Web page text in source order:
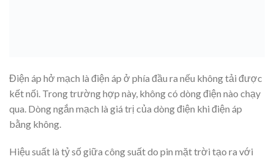
Điện áp hở mạch là điện áp ở phía đầu ra nếu không tải được
kết nối. Trong trường hợp này, không có dòng điện nào chạy
qua. Dòng ngắn mạch là giá trị của dòng điện khi điện áp
bằng không.
Hiệu suất là tỷ số giữa công suất do pin mặt trời tạo ra với